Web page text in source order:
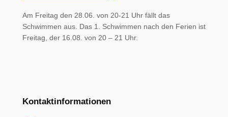
Am Freitag den 28.06. von 20-21 Uhr fällt das
Schwimmen aus. Das 1. Schwimmen nach den Ferien ist
Freitag, der 16.08. von 20 – 21 Uhr.
Kontaktinformationen